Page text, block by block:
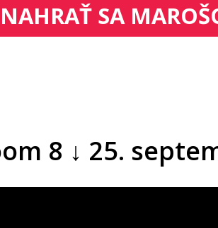
NAHRAŤ SA
8 ↓ 25.